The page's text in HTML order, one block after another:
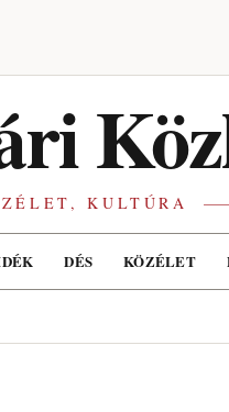
KULTÚRA
DÉS KÖZÉLET